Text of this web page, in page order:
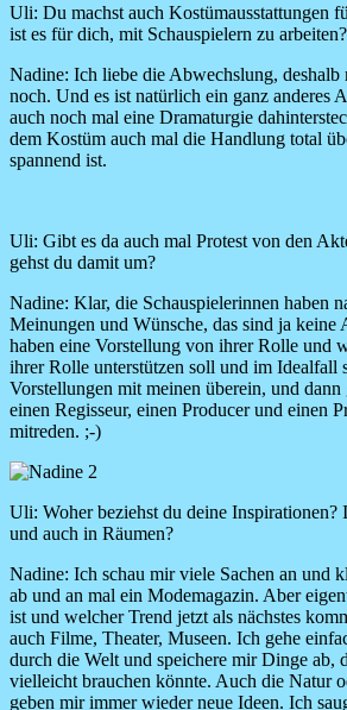
Uli: Du machst auch Kostümausstattungen
ist es für dich, mit Schauspielern zu arbeiten?
Nadine: Ich liebe die Abwechslung, deshalb
noch. Und es ist natürlich ein ganz anderes
auch noch mal eine Dramaturgie
dem Kostüm auch mal die Handlung total
spannend ist.
Uli: Gibt es da auch mal Protest von den
gehst du damit um?
Nadine: Klar, die Schauspielerinnen haben
Meinungen und Wünsche, das sind ja keine
haben eine Vorstellung von ihrer Rolle und
ihrer Rolle unterstützen soll und im Idealfall
Vorstellungen mit meinen überein, und dann
einen Regisseur, einen Producer und einen
mitreden. ;-)
Image
Uli: Woher beziehst du deine
und auch in Räumen?
Nadine: Ich schau mir viele Sachen an und
ab und an mal ein Modemagazin. Aber
ist und welcher Trend jetzt als nächstes
auch Filme, Theater, Museen. Ich gehe
durch die Welt und speichere mir Dinge ab,
vielleicht brauchen könnte. Auch die Natur
geben mir immer wieder neue Ideen. Ich